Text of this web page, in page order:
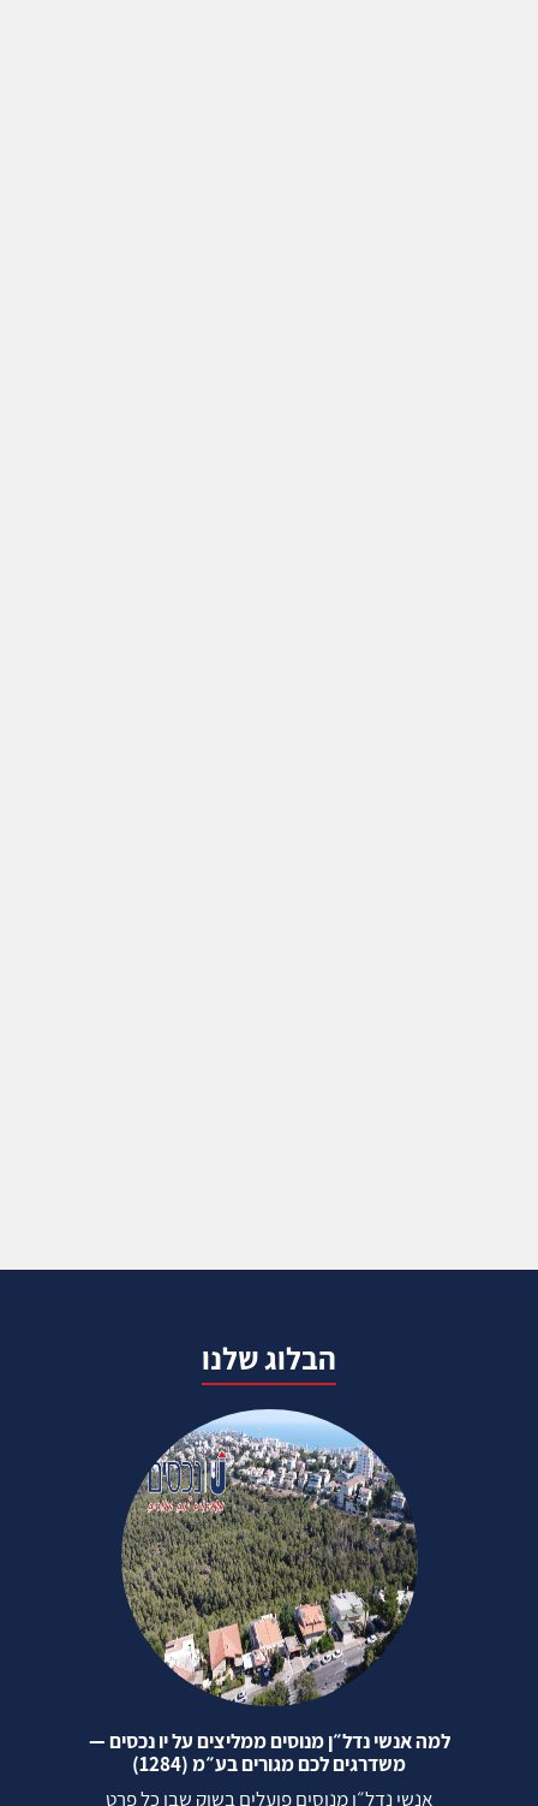
הבלוג שלנו
למה אנשי נדל״ן מנוסים ממליצים על יו נכסים —
משדרגים לכם מגורים בע״מ (1284)
אנשי נדל״ן מנוסים פועלים בשוק שבו כל פרט